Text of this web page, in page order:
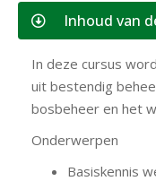
Inhoud van
In deze cursus
uit bestendig
bosbeheer en het
Onderwerpen
Basiskennis